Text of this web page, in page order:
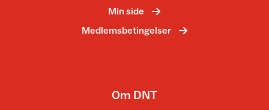
Min side
Medlemsbetingelser
Om DNT